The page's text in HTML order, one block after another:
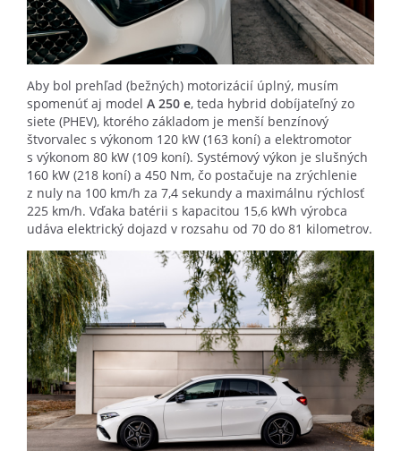
Aby bol prehľad (bežných) motorizácií úplný, musím
spomenúť aj model A 250 e, teda hybrid dobíjateľný zo
siete (PHEV), ktorého základom je menší benzínový
štvorvalec s výkonom 120 kW (163 koní) a elektromotor
s výkonom 80 kW (109 koní). Systémový výkon je slušných
160 kW (218 koní) a 450 Nm, čo postačuje na zrýchlenie
z nuly na 100 km/h za 7,4 sekundy a maximálnu rýchlosť
225 km/h. Vďaka batérii s kapacitou 15,6 kWh výrobca
udáva elektrický dojazd v rozsahu od 70 do 81 kilometrov.